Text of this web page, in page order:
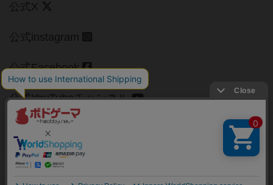
公式X
公式instagram
公式Facebook
公式YouTubeチャンネル